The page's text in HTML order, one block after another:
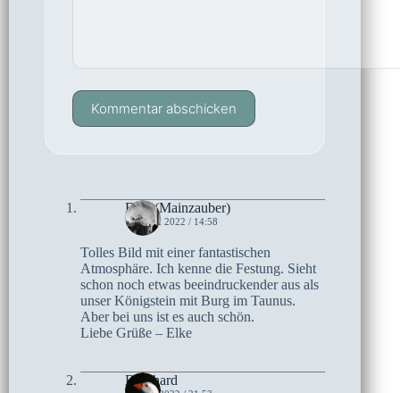
Kommentar abschicken
Elke (Mainzauber)
11. JULI 2022 / 14:58
Tolles Bild mit einer fantastischen
Atmosphäre. Ich kenne die Festung. Sieht
schon noch etwas beeindruckender aus als
unser Königstein mit Burg im Taunus.
Aber bei uns ist es auch schön.
Liebe Grüße – Elke
Bernhard